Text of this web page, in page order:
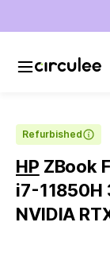
Refurbished
HP ZBook
i7-11850H
NVIDIA